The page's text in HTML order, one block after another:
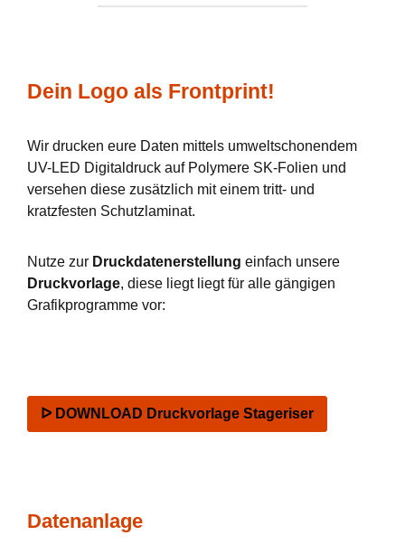
Dein Logo als Frontprint!
Wir drucken eure Daten mittels umweltschonendem
UV-LED Digitaldruck auf Polymere SK-Folien und
versehen diese zusätzlich mit einem tritt- und
kratzfesten Schutzlaminat.
Nutze zur Druckdatenerstellung einfach unsere
Druckvorlage, diese liegt liegt für alle gängigen
Grafikprogramme vor:
ᐅ DOWNLOAD Druckvorlage Stageriser
Datenanlage